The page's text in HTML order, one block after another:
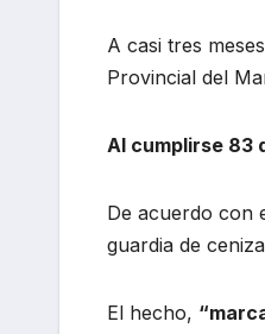
A casi tres
Provincial del
Al cumplirse 83
De acuerdo con
guardia de
El hecho,